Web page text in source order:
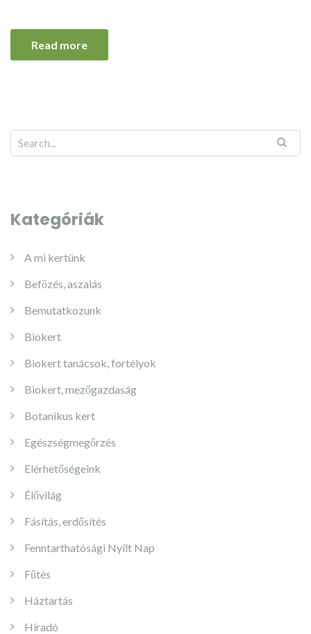
Read more
Kategóriák
A mi kertünk
Befőzés, aszalás
Bemutatkozunk
Biokert
Biokert tanácsok, fortélyok
Biokert, mezőgazdaság
Botanikus kert
Egészségmegőrzés
Elérhetőségeink
Élővilág
Fásítás, erdősítés
Fenntarthatósági Nyílt Nap
Fűtés
Háztartás
Híradó